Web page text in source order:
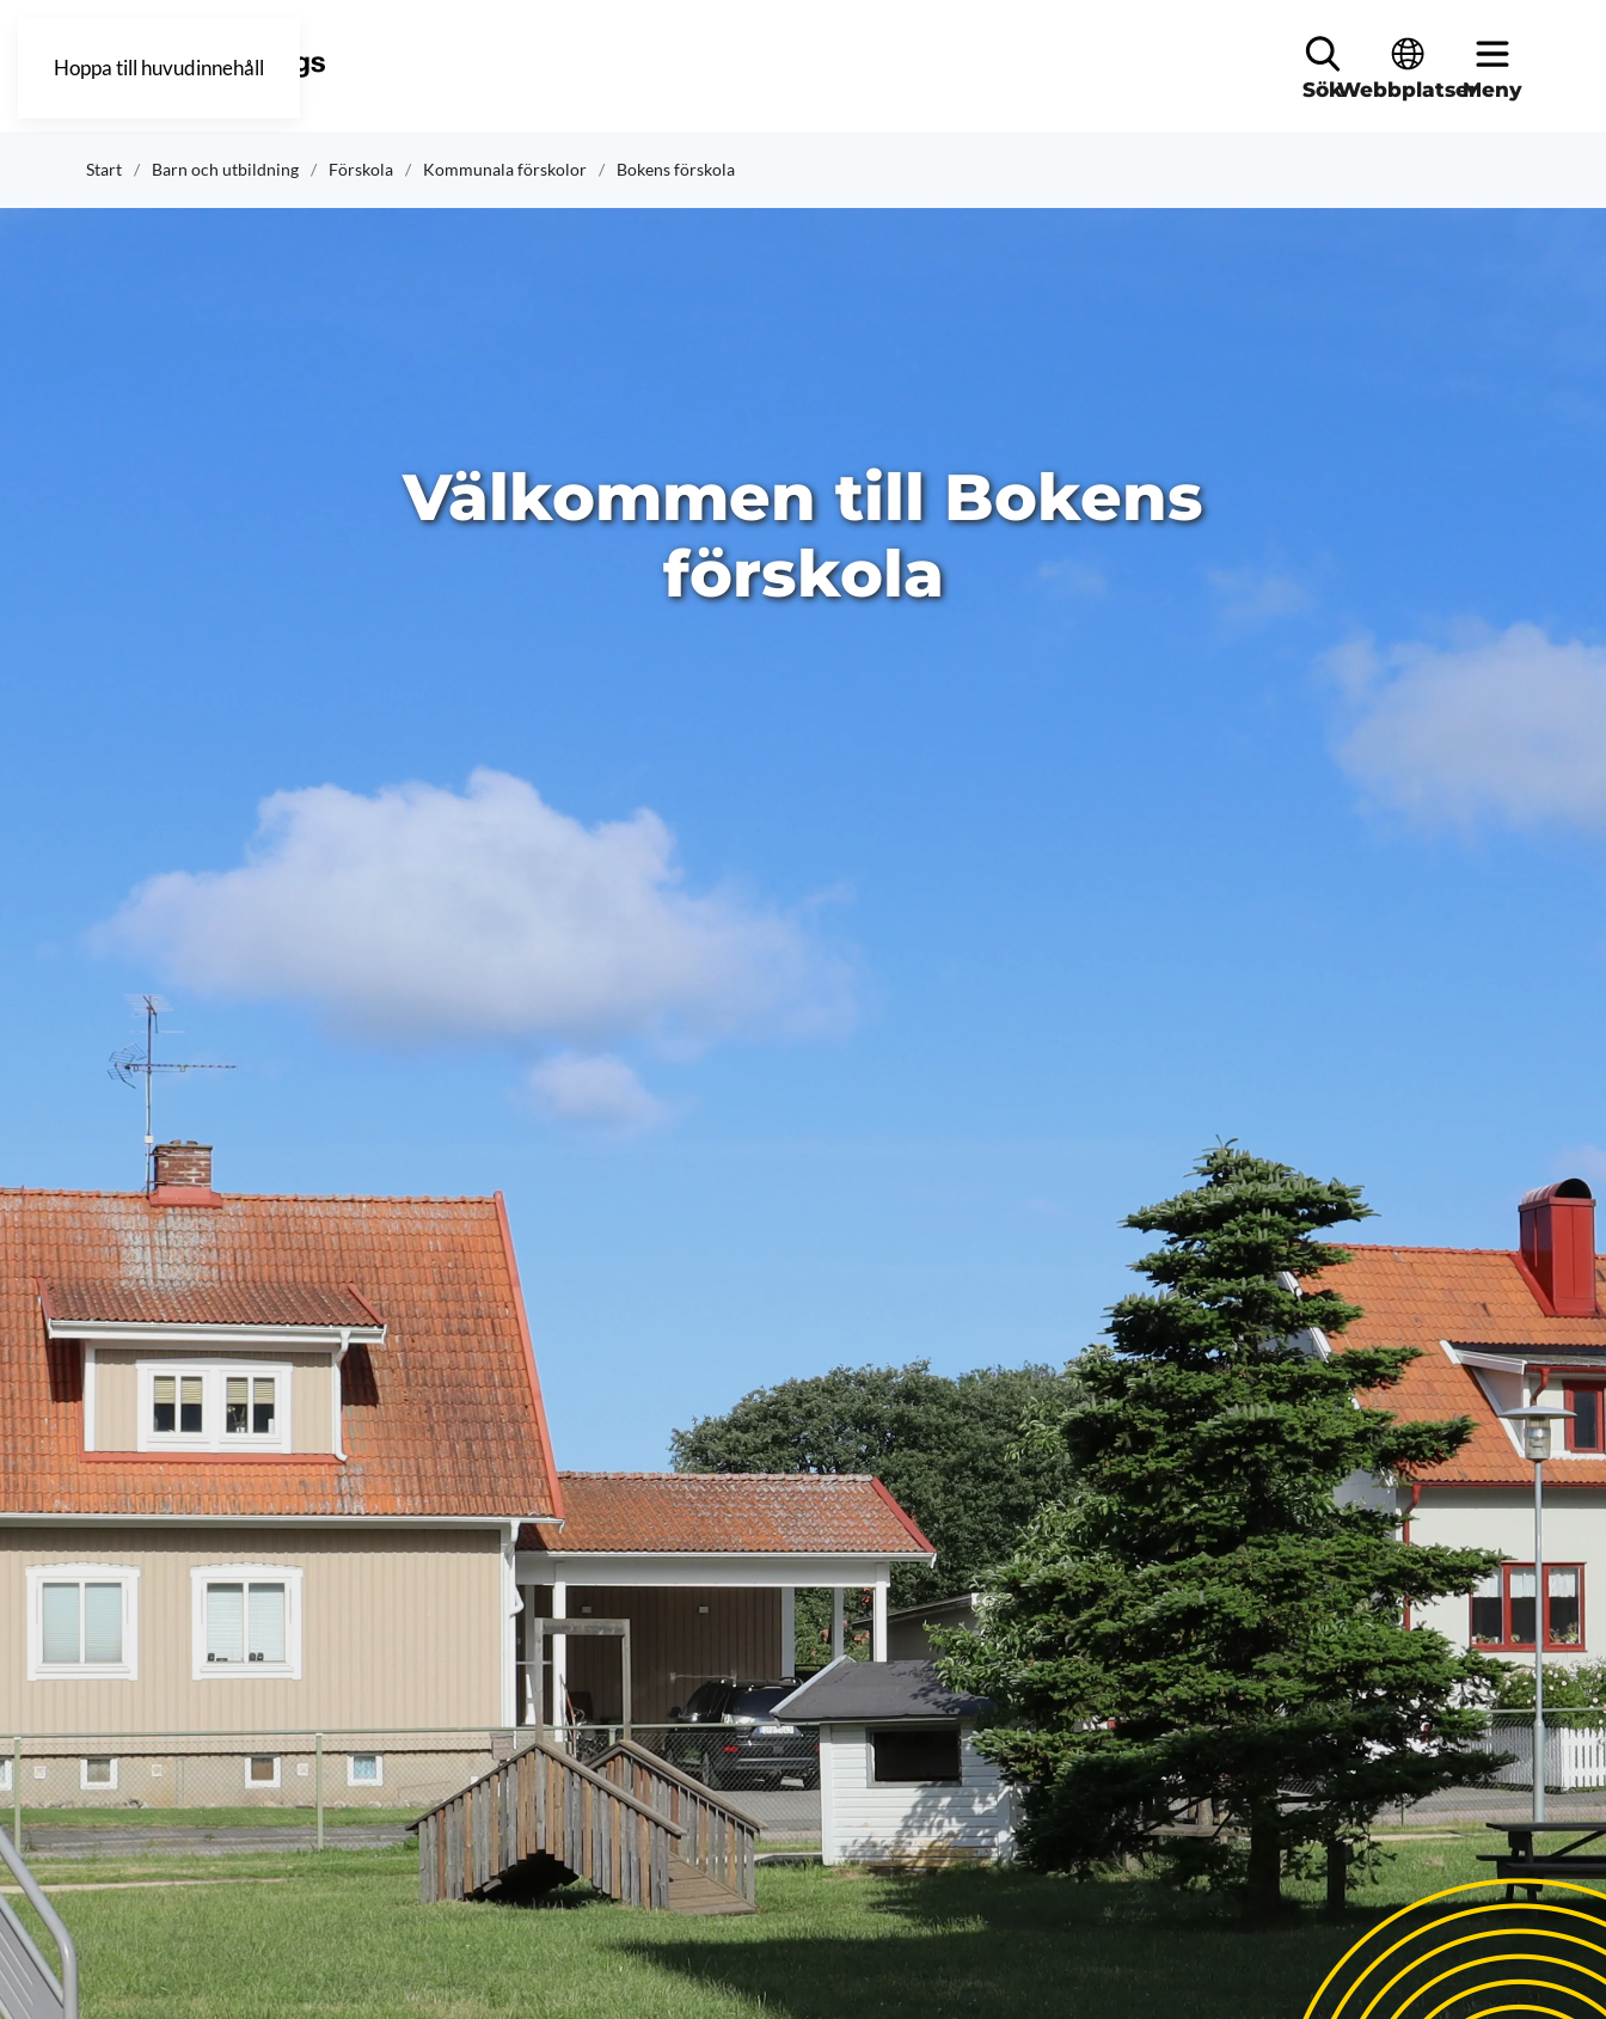
Hoppa till huvudinnehåll
SökWebbplatserMeny
Start Barn och utbildning Förskola Kommunala förskolor Bokens förskola
Välkommen till Bokens
förskola